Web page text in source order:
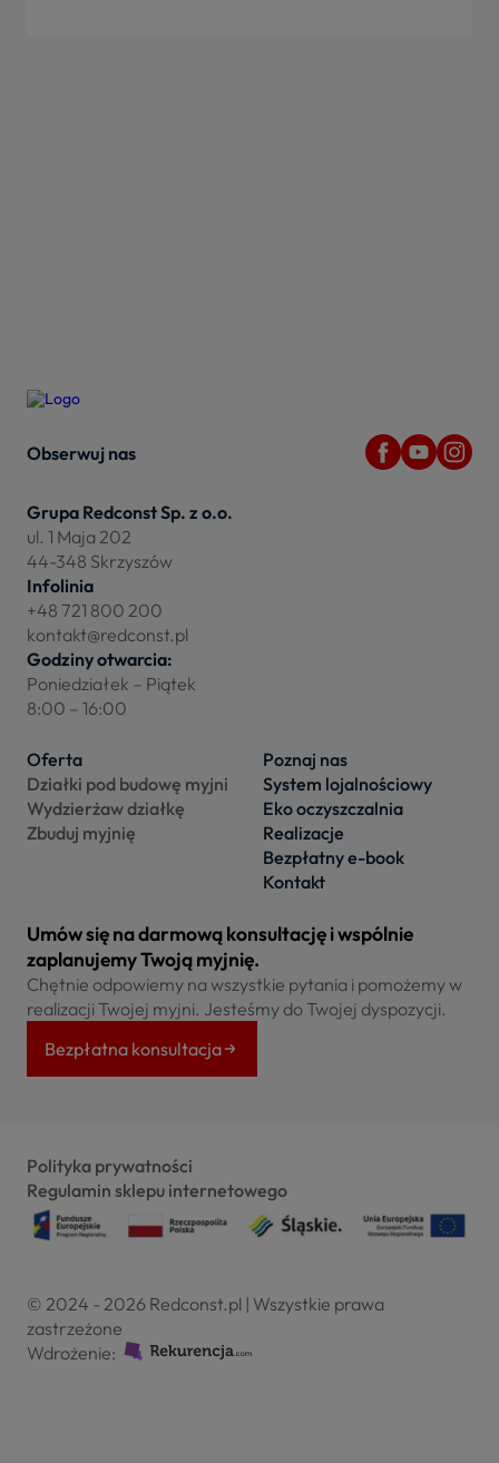
Obserwuj nas
Grupa Redconst Sp. z o.o.
ul. 1 Maja 202
44-348 Skrzyszów
Infolinia
+48 721 800 200
kontakt@redconst.pl
Godziny otwarcia:
Poniedziałek – Piątek
8:00 – 16:00
Oferta
Działki pod budowę myjni
Wydzierżaw działkę
Zbuduj myjnię
Poznaj nas
System lojalnościowy
Eko oczyszczalnia
Realizacje
Bezpłatny e-book
Kontakt
Umów się na darmową konsultację i wspólnie
zaplanujemy Twoją myjnię.
Chętnie odpowiemy na wszystkie pytania i pomożemy w
realizacji Twojej myjni. Jesteśmy do Twojej dyspozycji.
Bezpłatna konsultacja
Polityka prywatności
Regulamin sklepu internetowego
© 2024 - 2026 Redconst.pl | Wszystkie prawa
zastrzeżone
Wdrożenie: